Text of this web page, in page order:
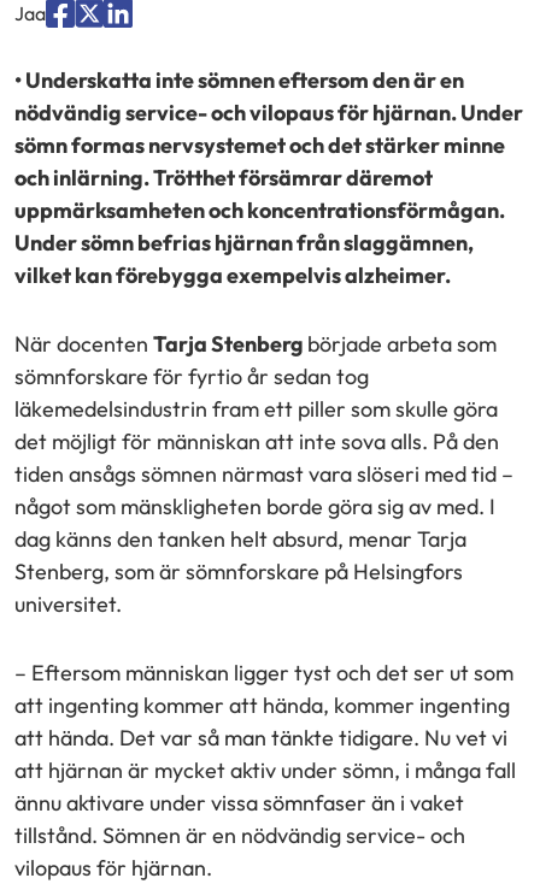
Jaa
palvelussa
"Facebook"
palvelussa
"X"
palvelussa
"LinkedIn"
• Underskatta inte sömnen eftersom den är en
nödvändig service- och vilopaus för hjärnan. Under
sömn formas nervsystemet och det stärker minne
och inlärning. Trötthet försämrar däremot
uppmärksamheten och koncentrationsförmågan.
Under sömn befrias hjärnan från slaggämnen,
vilket kan förebygga exempelvis alzheimer.
När docenten Tarja Stenberg började arbeta som
sömnforskare för fyrtio år sedan tog
läkemedelsindustrin fram ett piller som skulle göra
det möjligt för människan att inte sova alls. På den
tiden ansågs sömnen närmast vara slöseri med tid –
något som mänskligheten borde göra sig av med. I
dag känns den tanken helt absurd, menar Tarja
Stenberg, som är sömnforskare på Helsingfors
universitet.
– Eftersom människan ligger tyst och det ser ut som
att ingenting kommer att hända, kommer ingenting
att hända. Det var så man tänkte tidigare. Nu vet vi
att hjärnan är mycket aktiv under sömn, i många fall
ännu aktivare under vissa sömnfaser än i vaket
tillstånd. Sömnen är en nödvändig service- och
vilopaus för hjärnan.